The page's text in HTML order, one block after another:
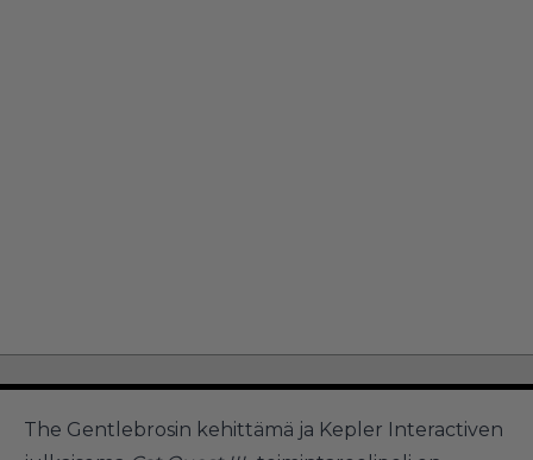
The Gentlebrosin kehittämä ja Kepler Interactiven